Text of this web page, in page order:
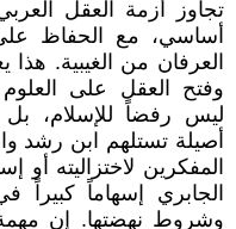
تجاوز أزمة العقل
أساسي، مع الحفاظ على
العرفان من الغيبية. هذا
وفتح العقل على
ليس رفضاً للإسلام، بل
أصيلة تستلهم ابن رشد
المفكرين لاختزاليته أو
الجابري إسهاماً كبيراً
وشروط نهضتها. إن مهمة